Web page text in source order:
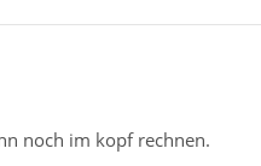
noch im kopf rechnen.